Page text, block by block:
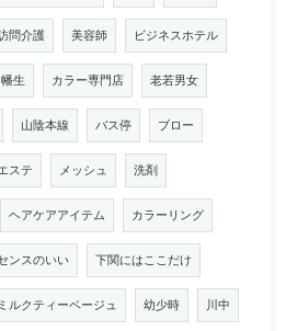
問介護 美容師 ビジネスホテル
幡生 カラー専門店 老若男女
山陰本線 バス停 ブロー
ステ メッシュ 洗剤
ヘアケアアイテム カラーリング
ンスのいい 下関にはここだけ
ミルクティーベージュ 幼少時 川中